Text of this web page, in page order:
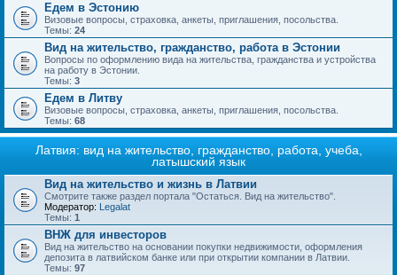
Едем в Эстонию
Визовые вопросы, страховка, анкеты, приглашения, посольства.
Темы: 24
Вид на жительство, гражданство, работа в Эстонии
Вопросы по оформлению вида на жительства, гражданства и устройства
на работу в Эстонии.
Темы: 3
Едем в Литву
Визовые вопросы, страховка, анкеты, приглашения, посольства.
Темы: 68
Латвия: вид на жительство, гражданство, работа, учеба,
латышский язык
Вид на жительство и жизнь в Латвии
Смотрите также раздел портала "Остаться. Вид на жительство".
Модератор:
Legalat
Темы: 1
ВНЖ для инвесторов
Вид на жительство на основании покупки недвижимости, оформления
депозита в латвийском банке или при открытии компании в Латвии.
Темы: 97